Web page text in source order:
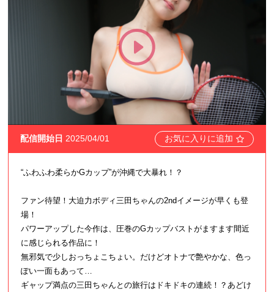
配信開始日 2025/04/01 お気に入りに追加
“ふわふわ柔らかGカップ”が沖縄で大暴れ！？
ファン待望！大迫力ボディ三田ちゃんの2ndイメージが早くも登
場！
パワーアップした今作は、圧巻のGカップバストがますます間近
に感じられる作品に！
無邪気で少しおっちょこちょい。だけどオトナで艶やかな、色っ
ぽい一面もあって…
ギャップ満点の三田ちゃんとの旅行はドキドキの連続！？あどけ